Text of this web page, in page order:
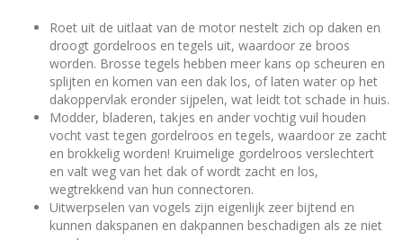
Roet uit de uitlaat van de motor nestelt zich op daken en
droogt gordelroos en tegels uit, waardoor ze broos
worden. Brosse tegels hebben meer kans op scheuren en
splijten en komen van een dak los, of laten water op het
dakoppervlak eronder sijpelen, wat leidt tot schade in huis.
Modder, bladeren, takjes en ander vochtig vuil houden
vocht vast tegen gordelroos en tegels, waardoor ze zacht
en brokkelig worden! Kruimelige gordelroos verslechtert
en valt weg van het dak of wordt zacht en los,
wegtrekkend van hun connectoren.
Uitwerpselen van vogels zijn eigenlijk zeer bijtend en
kunnen dakspanen en dakpannen beschadigen als ze niet